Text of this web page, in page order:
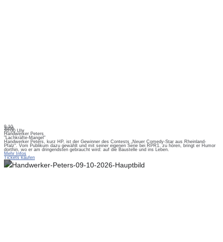
9.10.
2026
20:00 Uhr
Handwerker Peters
"Lachkräfte-Mangel"
Handwerker Peters, kurz HP, ist der Gewinner des Contests „Neuer Comedy-Star aus Rheinland-
Pfalz“. Vom Publikum dazu gewählt und mit seiner eigenen Serie bei RPR1. zu hören, bringt er Humor
dorthin, wo er am dringendsten gebraucht wird: auf die Baustelle und ins Leben.
Mehr Infos
Tickets kaufen